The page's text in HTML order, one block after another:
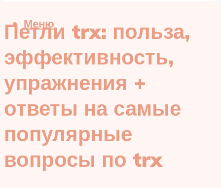
Меню
Петли trx: польза,
эффективность,
упражнения +
ответы на самые
популярные
вопросы по trx